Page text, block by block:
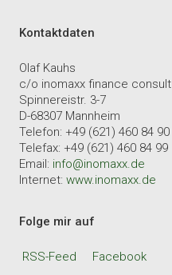
Kontaktdaten
Olaf Kauhs
c/o inomaxx finance consult
Spinnereistr. 3-7
D-68307 Mannheim
Telefon: +49 (621) 460 84 90
Telefax: +49 (621) 460 84 99
Email: info@inomaxx.de
Internet: www.inomaxx.de
Folge mir auf
RSS-Feed Facebook